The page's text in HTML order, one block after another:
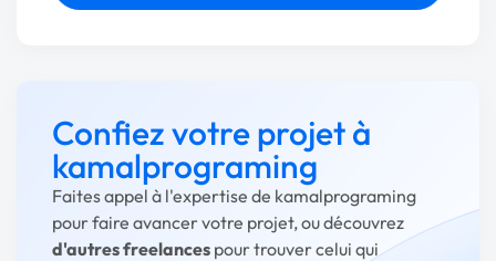
Confiez votre projet à
kamalprograming
Faites appel à l'expertise de kamalprograming
pour faire avancer votre projet, ou découvrez
d'autres freelances pour trouver celui qui